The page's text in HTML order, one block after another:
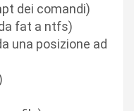
dei comandi)
fat a ntfs)
una posizione ad